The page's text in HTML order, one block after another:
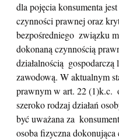
dla pojęcia konsumenta
czynności prawnej oraz
bezpośredniego  związku
dokonaną czynnością
działalnością  gospodarczą
zawodową. W aktualnym
prawnym w art. 22 (1)k.c.
szeroko rodzaj działań
być uważana za
osoba fizyczna dokonująca